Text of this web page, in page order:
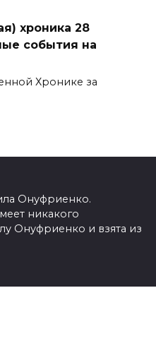
хроника 28
события на
Хронике за
Онуфриенко.
никакого
Онуфриенко и взята из